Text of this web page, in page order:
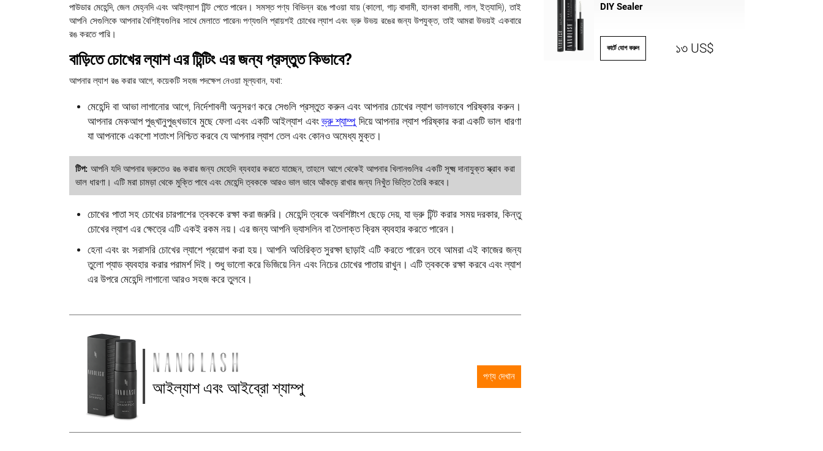
পাউডার মেহেন্দি, জেল মেহ্নদি এবং আইল্যাশ টিন্ট পেতে পারেন। সমস্ত পণ্য বিভিন্ন রঙে পাওয়া যায় (কালো, গাঢ় বাদামী, হালকা বাদামী, লাল, ইত্যাদি), তাই
আপনি সেগুলিকে আপনার বৈশিষ্ট্যগুলির সাথে মেলাতে পারেন৷ পণ্যগুলি প্রায়শই চোখের ল্যাশ এবং ভ্রু উভয় রঙের জন্য উপযুক্ত, তাই আমরা উভয়ই একবারে
রঙ করতে পারি।
বাড়িতে চোখের ল্যাশ এর টিন্টিং এর জন্য প্রস্তুত কিভাবে?
আপনার ল্যাশ রঙ করার আগে, কয়েকটি সহজ পদক্ষেপ নেওয়া মূল্যবান, যথা:
মেহেন্দি বা আভা লাগানোর আগে, নির্দেশাবলী অনুসরণ করে সেগুলি প্রস্তুত করুন এবং আপনার চোখের ল্যাশ ভালভাবে পরিষ্কার করুন।
আপনার মেকআপ পুঙ্খানুপুঙ্খভাবে মুছে ফেলা এবং একটি আইল্যাশ এবংভ্রু শ্যাম্পু দিয়ে আপনার ল্যাশ পরিষ্কার করা একটি ভাল ধারণা
যা আপনাকে একশো শতাংশ নিশ্চিত করবে যে আপনার ল্যাশ তেল এবং কোনও অমেধ্য মুক্ত।
টিপ: আপনি যদি আপনার ভ্রুতেও রঙ করার জন্য মেহেদি ব্যবহার করতে যাচ্ছেন, তাহলে আগে থেকেই আপনার খিলানগুলির একটি সূক্ষ্ম দানাযুক্ত স্ক্রাব করা
ভাল ধারণা। এটি মরা চামড়া থেকে মুক্তি পাবে এবং মেহেন্দি ত্বককে আরও ভাল ভাবে আঁকড়ে রাখার জন্য নিখুঁত ভিত্তি তৈরি করবে।
চোখের পাতা সহ চোখের চারপাশের ত্বককে রক্ষা করা জরুরি। মেহেন্দি ত্বকে অবশিষ্টাংশ ছেড়ে দেয়, যা ভ্রু টিন্ট করার সময় দরকার, কিন্তু
চোখের ল্যাশ এর ক্ষেত্রে এটি একই রকম নয়। এর জন্য আপনি ভ্যাসলিন বা তৈলাক্ত ক্রিম ব্যবহার করতে পারেন।
হেনা এবং রং সরাসরি চোখের ল্যাশে প্রয়োগ করা হয়। আপনি অতিরিক্ত সুরক্ষা ছাড়াই এটি করতে পারেন তবে আমরা এই কাজের জন্য
তুলো প্যাড ব্যবহার করার পরামর্শ দিই। শুধু ভালো করে ভিজিয়ে নিন এবং নিচের চোখের পাতায় রাখুন। এটি ত্বককে রক্ষা করবে এবং ল্যাশ
এর উপরে মেহেন্দি লাগানো আরও সহজ করে তুলবে।
আইল্যাশ এবং আইব্রো শ্যাম্পু
পণ্য দেখান
DIY Sealer
কার্টে যোগ করুন ১৩ US$